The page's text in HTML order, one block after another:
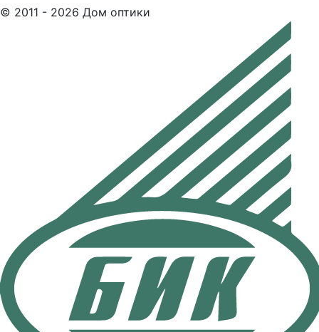
© 2011 - 2026 Дом оптики